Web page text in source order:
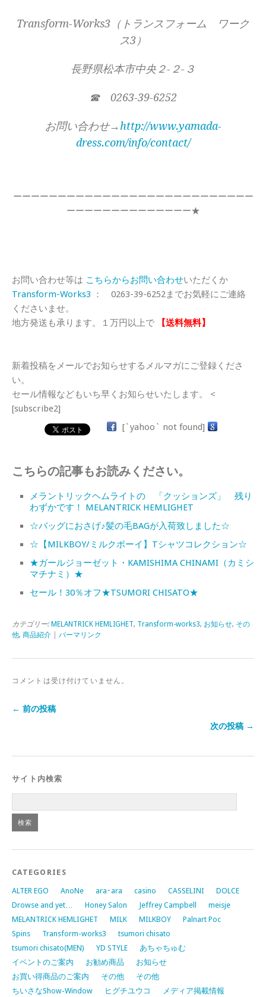
Transform-Works3（トランスフォーム ワーク
ス3）
長野県松本市中央２-２-３
☎ 0263-39-6252
お問い合わせ→http://www.yamada-
dress.com/info/contact/
ーーーーーーーーーーーーーーーーーーーーーーーーーーー
ーーーーーーーーーーーーーー★
お問い合わせ等は こちらからお問い合わせいただくか
Transform-Works3 ： 0263-39-6252までお気軽にご連絡
くださいませ。
地方発送も承ります。１万円以上で
【送料無料】
新着投稿をメールでお知らせするメルマガにご登録くださ
い。
セール情報などもいち早くお知らせいたします。 <
[subscribe2]
[`yahoo` not found]
こちらの記事もお読みください。
メラントリックヘムライトの 「クッションズ」 残り
わずかです！ MELANTRICK HEMLIGHET
☆バッグにおさげ♪髪の毛BAGが入荷致しました☆
☆【MILKBOY/ミルクボーイ】Tシャツコレクション☆
★ガールジョーゼット・KAMISHIMA CHINAMI（カミシ
マチナミ）★
セール！30％オフ★TSUMORI CHISATO★
カテゴリー: MELANTRICK HEMLIGHET, Transform-works3, お知らせ, その
他, 商品紹介 パーマリンク
コメントは受け付けていません。
← 前の投稿
次の投稿 →
サイト内検索
CATEGORIES
ALTER EGO AnoNe ara･ara casino CASSELINI
DOLCE
Drowse and yet…
Honey Salon Jeffrey Campbell
meisje
MELANTRICK HEMLIGHET
MILK MILKBOY
Palnart Poc
Spins
Transform-works3
tsumori chisato
tsumori chisato(MEN)
YD STYLE
あちゃちゅむ
イベントのご案内
お勧め商品
お知らせ
お買い得商品のご案内
その他
その他
ちいさなShow-Window
ヒグチユウコ
メディア掲載情報